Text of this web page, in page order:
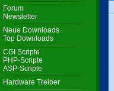
Forum
Newsletter
Neue Downloads
Top Downloads
CGI Scripte
PHP-Scripte
ASP-Scripte
Hardware Treiber